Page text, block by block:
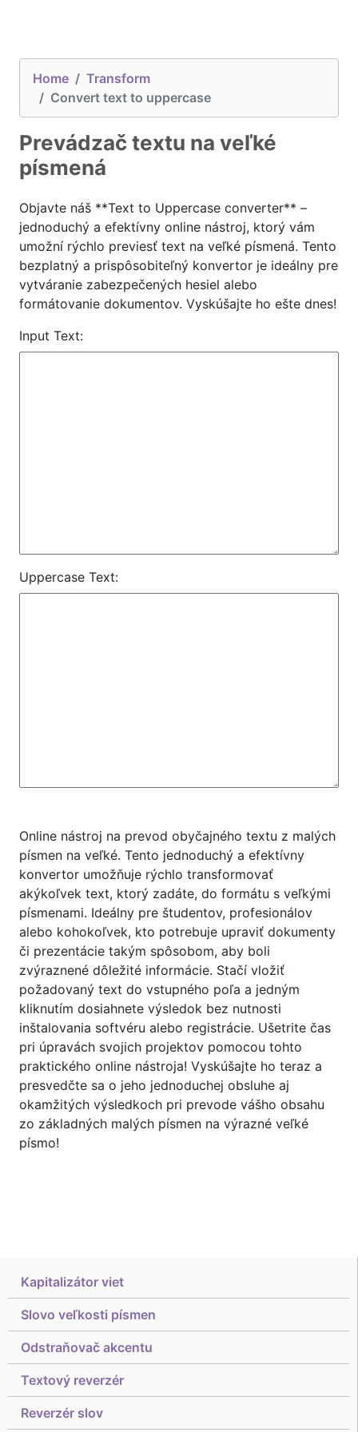
Kapitalizátor viet
Slovo veľkosti písmen
Odstraňovač akcentu
Textový reverzér
Reverzér slov
Home
Transform
Convert text to uppercase
Prevádzač textu na veľké
písmená
Objavte náš **Text to Uppercase converter** –
jednoduchý a efektívny online nástroj, ktorý vám
umožní rýchlo previesť text na veľké písmená. Tento
bezplatný a prispôsobiteľný konvertor je ideálny pre
vytváranie zabezpečených hesiel alebo
formátovanie dokumentov. Vyskúšajte ho ešte dnes!
Input Text:
Uppercase Text:
Online nástroj na prevod obyčajného textu z malých
písmen na veľké. Tento jednoduchý a efektívny
konvertor umožňuje rýchlo transformovať
akýkoľvek text, ktorý zadáte, do formátu s veľkými
písmenami. Ideálny pre študentov, profesionálov
alebo kohokoľvek, kto potrebuje upraviť dokumenty
či prezentácie takým spôsobom, aby boli
zvýraznené dôležité informácie. Stačí vložiť
požadovaný text do vstupného poľa a jedným
kliknutím dosiahnete výsledok bez nutnosti
inštalovania softvéru alebo registrácie. Ušetrite čas
pri úpravách svojich projektov pomocou tohto
praktického online nástroja! Vyskúšajte ho teraz a
presvedčte sa o jeho jednoduchej obsluhe aj
okamžitých výsledkoch pri prevode vášho obsahu
zo základných malých písmen na výrazné veľké
písmo!